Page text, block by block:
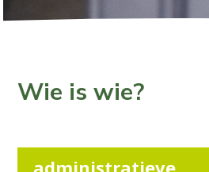
Wie is wie?
administratieve